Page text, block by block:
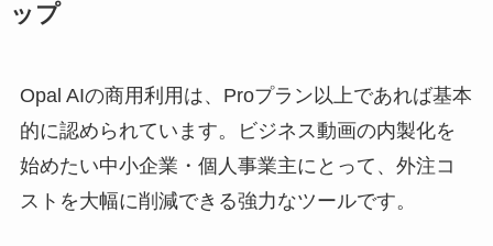
ップ
Opal AIの商用利用は、Proプラン以上であれば基本
的に認められています。ビジネス動画の内製化を
始めたい中小企業・個人事業主にとって、外注コ
ストを大幅に削減できる強力なツールです。